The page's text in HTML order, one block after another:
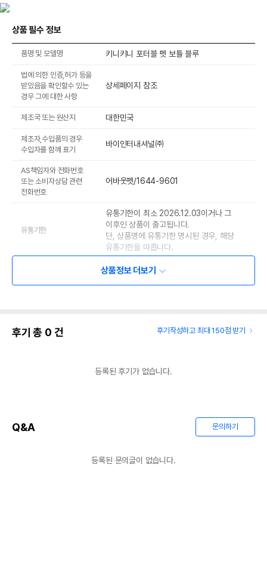
상품 필수 정보
품명 및 모델명 키니키니 포터블 펫 보틀 블루
법에 의한 인증,허가 등을
받았음을 확인할수 있는
경우 그에 대한 사항
상세페이지 참조
제조국 또는 원산지 대한민국
제조자,수입품의 경우
수입자를 함께 표기
바이인터내셔널㈜
AS책임자와 전화번호
또는 소비자상담 관련
전화번호
어바웃펫/1644-9601
유통기한
유통기한이 최소 2026.12.03이거나 그
이후인 상품이 출고됩니다.
단, 상품명에 유통기한 명시된 경우, 해당
유통기한을 따릅니다.
상품정보 더보기
후기 총 0 건 후기작성하고 최대 150점 받기
등록된 후기가 없습니다.
Q&A 문의하기
등록된 문의글이 없습니다.